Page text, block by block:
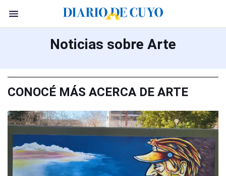
Noticias sobre Arte
CONOCÉ MÁS ACERCA DE ARTE